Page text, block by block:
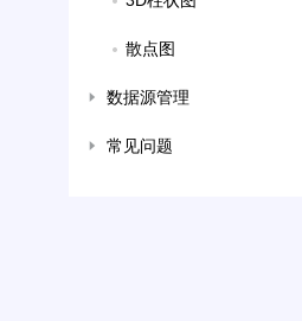
散点图
数据源管理
常见问题